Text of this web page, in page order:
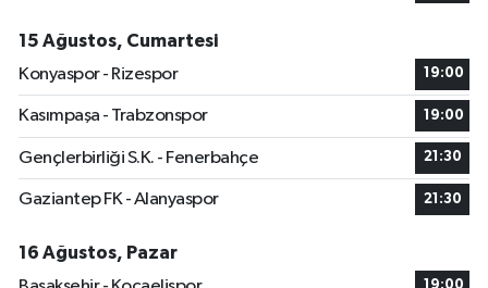
15 Ağustos, Cumartesi
Konyaspor - Rizespor
19:00
Kasımpaşa - Trabzonspor 19:00
Gençlerbirliği S.K. - Fenerbahçe 21:30
Gaziantep FK - Alanyaspor 21:30
16 Ağustos, Pazar